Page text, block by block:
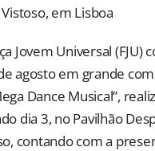
Vistoso, em Lisboa
Jovem Universal (FJU)
agosto em grande
Dance Musical”,
dia 3, no Pavilhão
contando com a